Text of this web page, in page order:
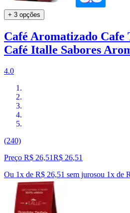
+ 3 opções
Café Aromatizado Cafe
Café Italle Sabores
4.0
(240)
Preço R$ 26,51R$ 26,51
Ou 1x de R$ 26,51 sem jurosou 1x de